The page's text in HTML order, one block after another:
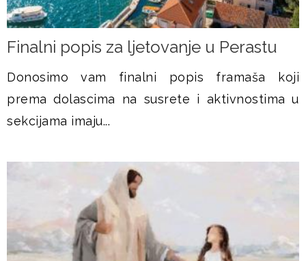
Finalni popis za ljetovanje u Perastu
Donosimo vam finalni popis framaša koji
prema dolascima na susrete i aktivnostima u
sekcijama imaju...